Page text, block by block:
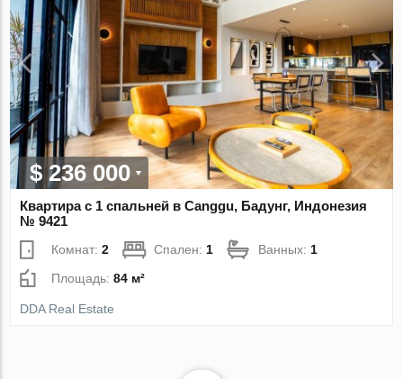
$ 236 000
Квартира с 1 спальней в Canggu, Бадунг, Индонезия
№ 9421
Комнат:2 Спален:1 Ванных:1
Площадь:84 м²
DDA Real Estate